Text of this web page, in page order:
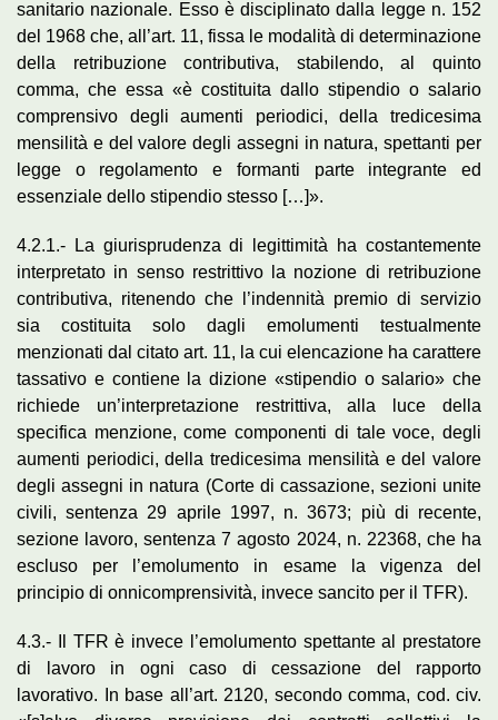
sanitario nazionale. Esso è disciplinato dalla legge n. 152
del 1968 che, all’art. 11, fissa le modalità di determinazione
della retribuzione contributiva, stabilendo, al quinto
comma, che essa «è costituita dallo stipendio o salario
comprensivo degli aumenti periodici, della tredicesima
mensilità e del valore degli assegni in natura, spettanti per
legge o regolamento e formanti parte integrante ed
essenziale dello stipendio stesso […]».
4.2.1.- La giurisprudenza di legittimità ha costantemente
interpretato in senso restrittivo la nozione di retribuzione
contributiva, ritenendo che l’indennità premio di servizio
sia costituita solo dagli emolumenti testualmente
menzionati dal citato art. 11, la cui elencazione ha carattere
tassativo e contiene la dizione «stipendio o salario» che
richiede un’interpretazione restrittiva, alla luce della
specifica menzione, come componenti di tale voce, degli
aumenti periodici, della tredicesima mensilità e del valore
degli assegni in natura (Corte di cassazione, sezioni unite
civili, sentenza 29 aprile 1997, n. 3673; più di recente,
sezione lavoro, sentenza 7 agosto 2024, n. 22368, che ha
escluso per l’emolumento in esame la vigenza del
principio di onnicomprensività, invece sancito per il TFR).
4.3.- Il TFR è invece l’emolumento spettante al prestatore
di lavoro in ogni caso di cessazione del rapporto
lavorativo. In base all’art. 2120, secondo comma, cod. civ.